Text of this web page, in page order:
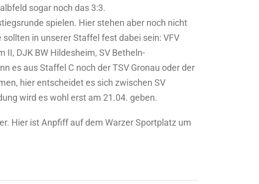
sogar noch das 3:3.
spielen. Hier stehen aber noch nicht
in unserer Staffel fest dabei sein: VFV
DJK BW Hildesheim, SV Betheln-
es aus Staffel C noch der TSV Gronau oder der
hier entscheidet es sich zwischen SV
wird es wohl erst am 21.04. geben.
Hier ist Anpfiff auf dem Warzer Sportplatz um